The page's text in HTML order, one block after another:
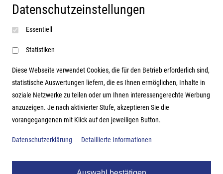
Impressum
AGB
Datenschutzerklärung
Adresse
Hutter Trade GmbH + Co KG
Bgm.-Landmann-Platz 1-5
Datenschutzeinstellungen
Essentiell
Statistiken
Diese Webseite verwendet Cookies, die für den Betrieb erforderlich sind,
statistische Auswertungen liefern, die es Ihnen ermöglichen, Inhalte in
soziale Netzwerke zu teilen oder um Ihnen interessengerechte Werbung
anzuzeigen. Je nach aktivierter Stufe, akzeptieren Sie die
vorangegangenen mit Klick auf den jeweiligen Button.
Datenschutzerklärung Detaillierte Informationen